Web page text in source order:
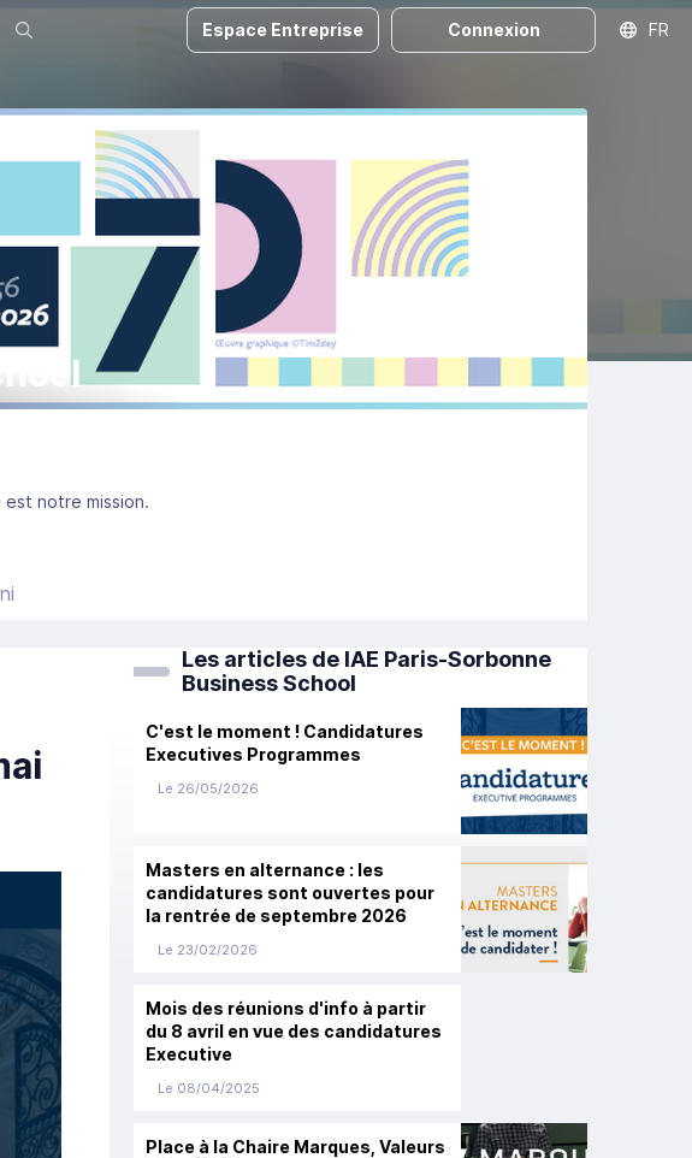
Recherche Espace Entreprise Connexion FR
: telle est notre mission.
Les articles de IAE Paris-Sorbonne
Business School
C'est le moment ! Candidatures
Executives Programmes
Le 26/05/2026
Masters en alternance : les
candidatures sont ouvertes pour
la rentrée de septembre 2026
Le 23/02/2026
Mois des réunions d'info à partir
du 8 avril en vue des candidatures
Executive
Le 08/04/2025
Place à la Chaire Marques, Valeurs